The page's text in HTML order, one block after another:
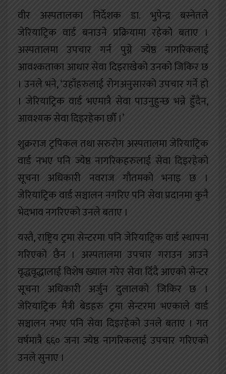
वीर अस्पतालका निर्देशक डा. भुपेन्द्र बस्नेतले
जेरियाट्रिक वार्ड बनाउने प्रक्रियामा रहेको बताए ।
अस्पतालमा उपचार गर्न पुग्ने ज्येष्ठ नागरिकलाई
आवश्कताका आधार सेवा दिइराखेको उनको जिकिर छ
। उनले भने, ‘उहाँहरुलाई रोगअनुसारको उपचार गर्ने हो
। जेरियाट्रिक वार्ड भएमात्रै सेवा पाउनुहुन्छ भन्ने हुँदैन,
आवश्यक सेवा दिइरहेका छौँ ।’
शुक्रराज ट्रपिकल तथा सरुरोग अस्पतालमा जेरियाट्रिक
वार्ड नभए पनि ज्येष्ठ नागरिकहरुलाई सेवा दिइरहेको
सूचना अधिकारी नवराज गौतमको भनाइ छ ।
जेरियाट्रिक वार्ड सञ्चालन नगरिए पनि सेवा प्रदानमा कुनै
भेदभाव नगरिएको उनले बताए ।
यस्तै, राष्ट्रिय ट्रमा सेन्टरमा पनि जेरियाट्रिक वार्ड स्थापना
गरिएको छैन । अस्पतालमा उपचार गराउन आउने
वृद्धवृद्धालाई विशेष ख्याल गरेर सेवा दिँदै आएको सेन्टर
सूचना अधिकारी अर्जुन दुलालको जिकिर छ ।
जेरियाट्रिक मैत्री बेडहरु ट्रमा सेन्टरमा भएकाले वार्ड
सञ्चालन नभए पनि सेवा दिइरहेको उनले बताए । गत
वर्षमात्रै ६६० जना ज्येष्ठ नागरिकलाई उपचार गरिएको
उनले सुनाए ।